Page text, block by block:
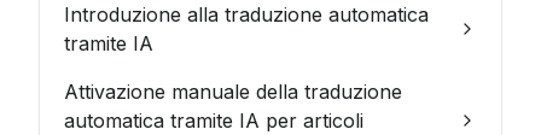
Introduzione alla traduzione automatica
tramite IA
Attivazione manuale della traduzione
automatica tramite IA per articoli